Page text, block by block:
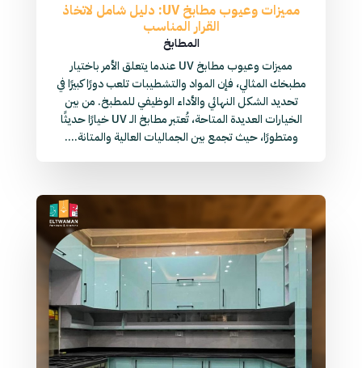
مميزات وعيوب مطابخ UV: دليل شامل لاتخاذ
القرار المناسب
المطابخ
مميزات وعيوب مطابخ UV عندما يتعلق الأمر باختيار
مطبخك المثالي، فإن المواد والتشطيبات تلعب دورًا كبيرًا في
تحديد الشكل النهائي والأداء الوظيفي للمطبخ. من بين
الخيارات العديدة المتاحة، تُعتبر مطابخ الـ UV خيارًا حديثًا
ومتطورًا، حيث تجمع بين الجماليات العالية والمتانة....